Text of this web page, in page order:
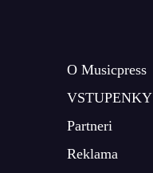
O Musicpress
VSTUPENKY
Partneri
Reklama